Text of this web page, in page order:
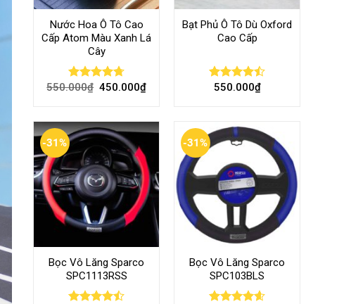
Nước Hoa Ô Tô Cao
Cấp Atom Màu Xanh Lá
Cây
Rated4.70
550.000₫ 450.000₫
Bạt Phủ Ô Tô Dù Oxford
Cao Cấp
Rated
550.000₫
-31%
Bọc Vô Lăng Sparco
SPC1113RSS
-31%
Bọc Vô Lăng Sparco
SPC103BLS